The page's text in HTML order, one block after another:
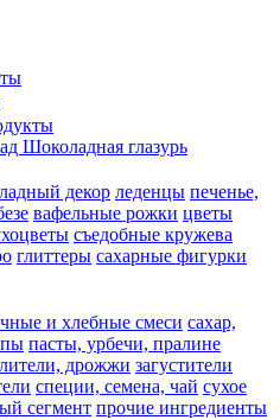
Шоколадная глазурь
декор леденцы печенье,
вафельные рожки цветы
съедобные кружева
глиттеры сахарные фигурки
и хлебные смеси сахар,
пасты, урбечи, пралине
дрожжи загустители
специи, семена, чай сухое
сегмент прочие ингредиенты